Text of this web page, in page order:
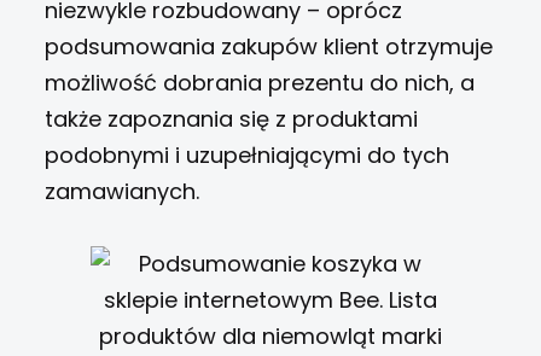
niezwykle rozbudowany – oprócz
podsumowania zakupów klient otrzymuje
możliwość dobrania prezentu do nich, a
także zapoznania się z produktami
podobnymi i uzupełniającymi do tych
zamawianych.